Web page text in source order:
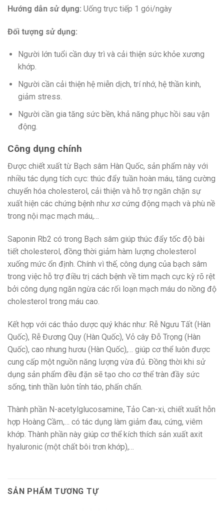
Hướng dẫn sử dụng: Uống trực tiếp 1 gói/ngày
Đối tượng sử dụng:
Người lớn tuổi cần duy trì và cải thiện sức khỏe xương
khớp.
Người cần cải thiện hệ miễn dịch, trí nhớ, hệ thần kinh,
giảm stress.
Người cần gia tăng sức bền, khả năng phục hồi sau vận
động.
Công dụng chính
Được chiết xuất từ Bạch sâm Hàn Quốc, sản phẩm này với
nhiều tác dụng tích cực: thúc đẩy tuần hoàn máu, tăng cường
chuyển hóa cholesterol, cải thiện và hỗ trợ ngăn chặn sự
xuất hiện các chứng bệnh như xơ cứng động mạch và phù nề
trong nội mạc mạch máu,…
Saponin Rb2 có trong Bạch sâm giúp thúc đẩy tốc độ bài
tiết cholesterol, đồng thời giảm hàm lượng cholesterol
xuống mức ổn định. Chính vì thế, công dụng của bạch sâm
trong việc hỗ trợ điều trị cách bệnh về tim mạch cực kỳ rõ rệt
bởi công dụng ngăn ngừa các rối loạn mạch máu do nồng độ
cholesterol trong máu cao.
Kết hợp với các thảo dược quý khác như: Rễ Ngưu Tất (Hàn
Quốc), Rễ Đương Quy (Hàn Quốc), Vỏ cây Đỗ Trọng (Hàn
Quốc), cao nhung hươu (Hàn Quốc),… giúp cơ thể luôn được
cung cấp một nguồn năng lượng vừa đủ. Đồng thời khi sử
dụng sản phẩm đều đặn sẽ tạo cho cơ thể tràn đầy sức
sống, tinh thần luôn tỉnh táo, phấn chấn.
Thành phần N-acetylglucosamine, Tảo Can-xi, chiết xuất hỗn
hợp Hoàng Cầm,… có tác dụng làm giảm đau, cứng, viêm
khớp. Thành phần này giúp cơ thể kích thích sản xuất axit
hyaluronic (một chất bôi trơn khớp),…
SẢN PHẨM TƯƠNG TỰ